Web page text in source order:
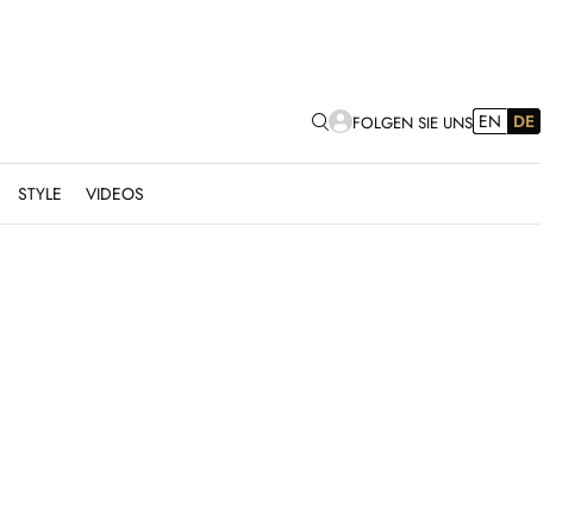
FOLGEN SIE UNS EN DE
STYLE VIDEOS